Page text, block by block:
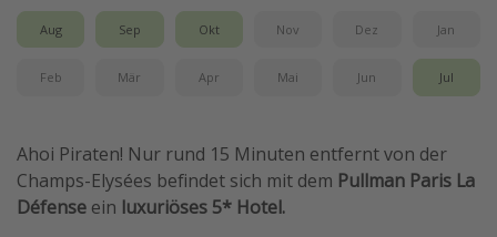
Gruppenreisen
Hotels in Hamburg
Hotels in Amsterdam
Weitere Themen
Aug Sep Okt Nov Dez Jan
Feb Mär Apr Mai Jun Jul
Ahoi Piraten! Nur rund 15 Minuten entfernt von der
Champs-Elysées befindet sich mit dem Pullman Paris La
Défense ein luxuriöses 5* Hotel.